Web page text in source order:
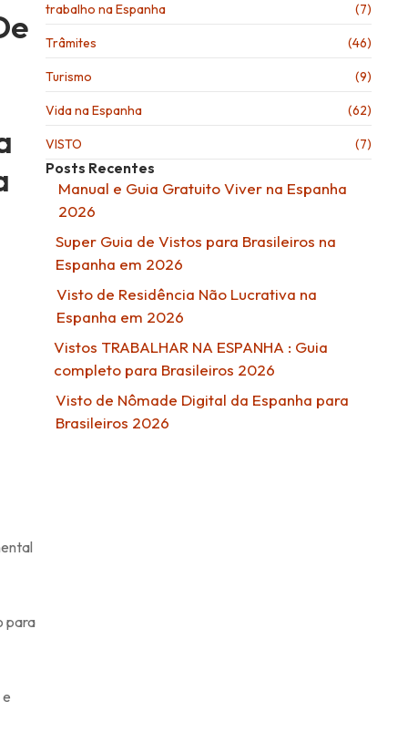
para
trabalho na Espanha (7)
Trâmites (46)
Turismo (9)
Vida na Espanha (62)
VISTO (7)
Posts Recentes
Manual e Guia Gratuito Viver na Espanha
2026
Super Guia de Vistos para Brasileiros na
Espanha em 2026
Visto de Residência Não Lucrativa na
Espanha em 2026
Vistos TRABALHAR NA ESPANHA : Guia
completo para Brasileiros 2026
Visto de Nômade Digital da Espanha para
Brasileiros 2026